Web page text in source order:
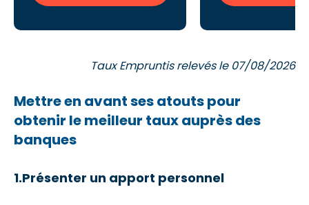
Taux Empruntis relevés le 07/08/2026
Mettre en avant ses atouts pour
obtenir le meilleur taux auprès des
banques
1.Présenter un apport personnel